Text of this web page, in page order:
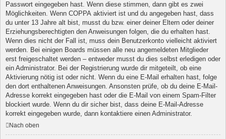
Passwort eingegeben hast. Wenn diese stimmen, dann gibt es zwei
Möglichkeiten. Wenn COPPA aktiviert ist und du angegeben hast, dass
du unter 13 Jahre alt bist, musst du bzw. einer deiner Eltern oder deiner
Erziehungsberechtigten den Anweisungen folgen, die du erhalten hast.
Wenn dies nicht der Fall ist, muss dein Benutzerkonto vielleicht aktiviert
werden. Bei einigen Boards müssen alle neu angemeldeten Mitglieder
erst freigeschaltet werden – entweder musst du dies selbst erledigen oder
ein Administrator. Bei der Registrierung wurde dir mitgeteilt, ob eine
Aktivierung nötig ist oder nicht. Wenn du eine E-Mail erhalten hast, folge
den dort enthaltenen Anweisungen. Ansonsten prüfe, ob du deine E-Mail-
Adresse korrekt eingegeben hast oder die E-Mail von einem Spam-Filter
blockiert wurde. Wenn du dir sicher bist, dass deine E-Mail-Adresse
korrekt eingegeben wurde, dann kontaktiere einen Administrator.
Nach oben